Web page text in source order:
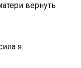
вернуть
я.